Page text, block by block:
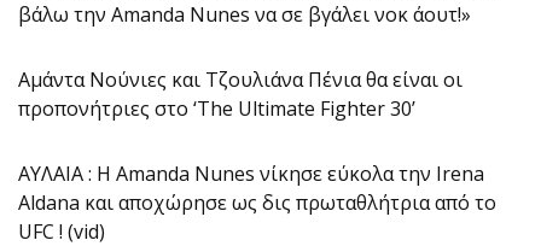
βάλω την Amanda Nunes να σε βγάλει νοκ άουτ!»
Αμάντα Νούνιες και Τζουλιάνα Πένια θα είναι οι
προπονήτριες στο ‘The Ultimate Fighter 30’
ΑΥΛΑΙΑ : H Amanda Nunes νίκησε εύκολα την Irena
Aldana και αποχώρησε ως δις πρωταθλήτρια από το
UFC ! (vid)